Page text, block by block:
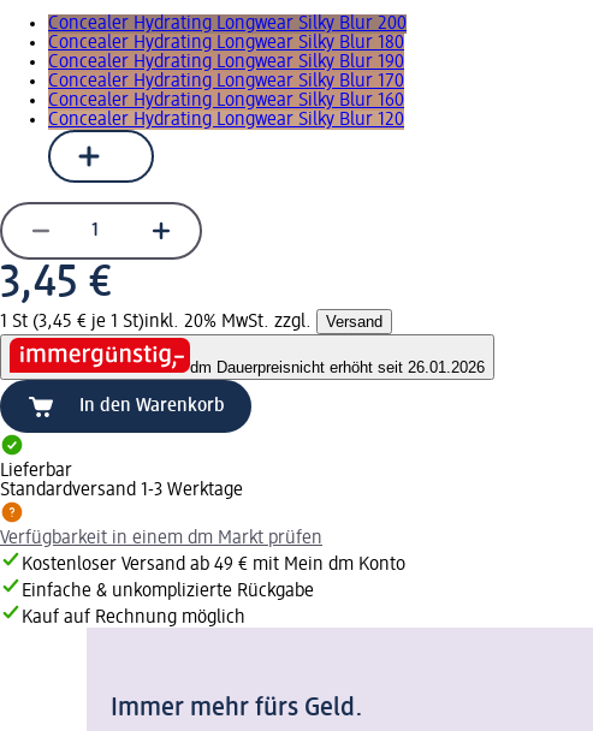
Concealer Hydrating Longwear Silky Blur 200
Concealer Hydrating Longwear Silky Blur 180
Concealer Hydrating Longwear Silky Blur 190
Concealer Hydrating Longwear Silky Blur 170
Concealer Hydrating Longwear Silky Blur 160
Concealer Hydrating Longwear Silky Blur 120
3,45 €
1 St (3,45 € je 1 St)inkl. 20% MwSt. zzgl. Versand
dm Dauerpreisnicht erhöht seit 26.01.2026
In den Warenkorb
Lieferbar
Standardversand 1-3 Werktage
Verfügbarkeit in einem dm Markt prüfen
Kostenloser Versand ab 49 € mit Mein dm Konto
Einfache & unkomplizierte Rückgabe
Kauf auf Rechnung möglich
Immer mehr fürs Geld.